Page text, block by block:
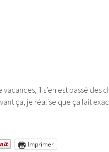
il s’en est passé des
ça, je réalise que ça fait
Imprimer